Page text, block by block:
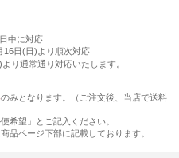
中に対応
16日(日)より順次対応
り通常通り対応いたします。
のみとなります。（ご注文後、当店で送料
希望」とご記入ください。
品ページ下部に記載しております。